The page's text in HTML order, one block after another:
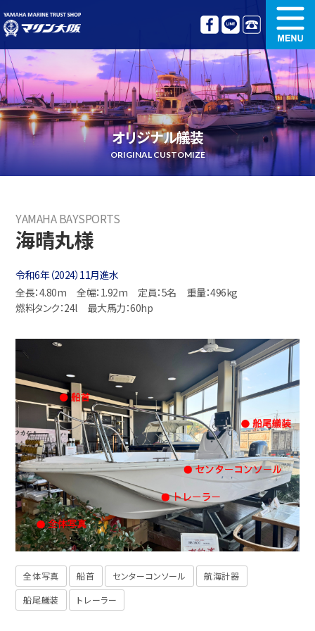
新艇情報 中古艇情報
オリジナル艤装 ボート免許講習
更新講習 クルージング情報
オリジナル艤装
ORIGINAL CUSTOMIZE
YAMAHA BAYSPORTS
海晴丸様
令和6年（2024）11月進水
全長：4.80m
全幅：1.92m 定員：5名
重量：496kg
燃料タンク：24l
最大馬力：60hp
全体写真 船首 センターコンソール
航海計器
船尾艤装
トレーラー